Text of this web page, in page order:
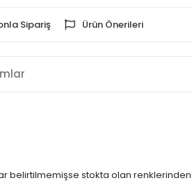
Sipariş Ürün Önerileri
belirtilmemişse stokta olan